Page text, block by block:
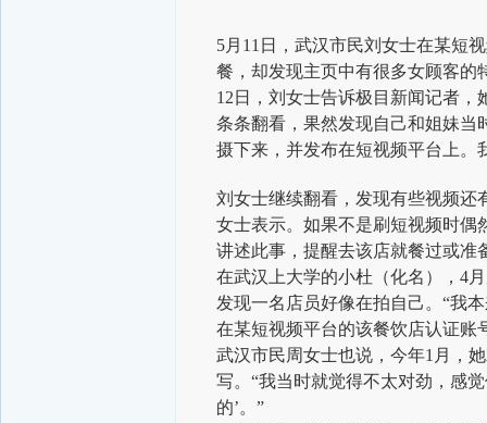
5月11日，武汉市民刘女士在某短
餐，却发现主页中有很多女顾客的
12日，刘女士告诉极目新闻记者
条条翻看，果然发现自己和姐妹当
摄下来，并发布在短视频平台上。
刘女士继续翻看，发现有些视频还
女士表示。如果不是刷短视频时偶
讲述此事，提醒去该店就餐过或准
在武汉上大学的小杜（化名），4
发现一名店员好像在拍自己。“我
在某短视频平台的该餐饮店认证账
武汉市民周女士也说，今年1月，
写。“我当时就觉得不太对劲，感
的’。”